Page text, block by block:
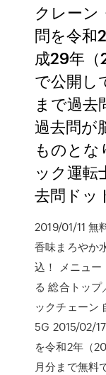
クレーン
問を令和
成29年（
で公開し
まで過去
過去問が
ものとな
ック運転
去問ドッ
2019/01/11 無
香味まろやか
込！ メニュー
る 総合トッ
ックチェーン
5G 2015/02/
を令和2年（
月分まで無料